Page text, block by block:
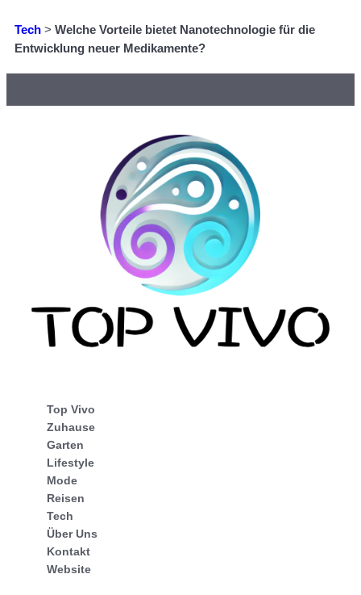
Tech > Welche Vorteile bietet Nanotechnologie für die
Entwicklung neuer Medikamente?
Top Vivo
Zuhause
Garten
Lifestyle
Mode
Reisen
Tech
Über Uns
Kontakt
Website